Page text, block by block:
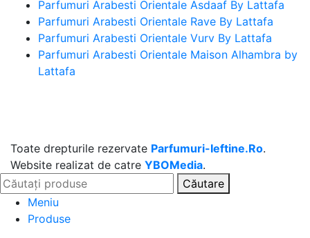
Parfumuri Arabesti Orientale Asdaaf By Lattafa
Parfumuri Arabesti Orientale Rave By Lattafa
Parfumuri Arabesti Orientale Vurv By Lattafa
Parfumuri Arabesti Orientale Maison Alhambra by
Lattafa
Toate drepturile rezervate Parfumuri-Ieftine.Ro.
Website realizat de catre YBOMedia.
Căutare
Meniu
Produse